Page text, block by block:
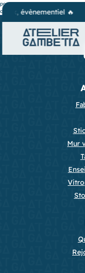
évènementiel 🔥
post contentpost contentpost
contentpost contentpost
Mur